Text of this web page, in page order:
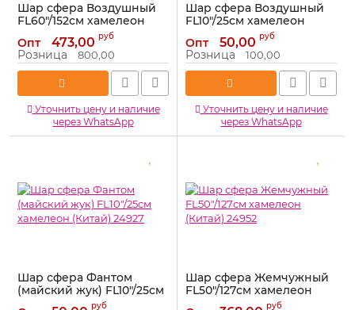
Шар сфера Воздушный
FL60"/152см хамелеон
Артикул: 24926
Опт 473,00 руб
Розница 800,00
Уточнить цену и наличие
через WhatsApp
Шар сфера Воздушный
FL10"/25см хамелеон
(Китай) 24922
Артикул: 24922
Опт 50,00 руб
Розница 100,00
Уточнить цену и наличие
через WhatsApp
Шар сфера Фантом
(майский жук) FL10"/25см
хамелеон (Китай) 24927
руб
Шар сфера Жемчужный
FL50"/127см хамелеон
руб